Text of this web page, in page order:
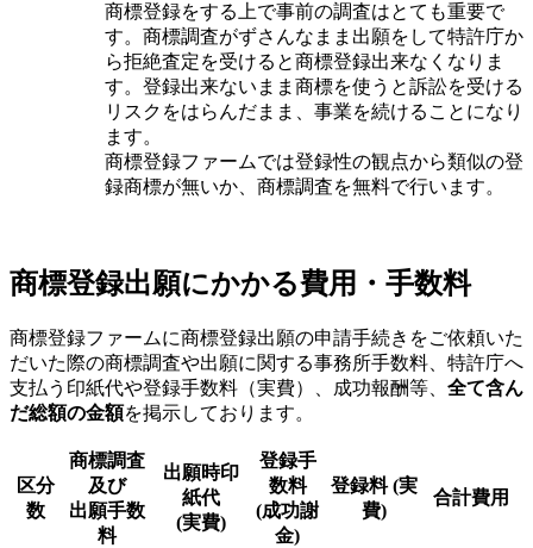
商標登録をする上で事前の調査はとても重要で
す。商標調査がずさんなまま出願をして特許庁か
ら拒絶査定を受けると商標登録出来なくなりま
す。登録出来ないまま商標を使うと訴訟を受ける
リスクをはらんだまま、事業を続けることになり
ます。
商標登録ファームでは登録性の観点から類似の登
録商標が無いか、商標調査を無料で行います。
商標登録出願にかかる費用・手数料
商標登録ファームに商標登録出願の申請手続きをご依頼いた
だいた際の商標調査や出願に関する事務所手数料、特許庁へ
支払う印紙代や登録手数料（実費）、成功報酬等、 全て含ん
だ総額の金額を掲示しております。
区分
数
商標調査
及び
出願手数
料
出願時印
紙代
(実費)
登録手
数料
(成功謝
金)
登録料 (実
費)
合計費用